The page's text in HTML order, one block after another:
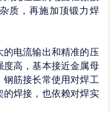
质，再施加顶锻力焊
电流输出和精准的压
高，基本接近金属母
筋接长常使用对焊工
焊接，也依赖对焊实